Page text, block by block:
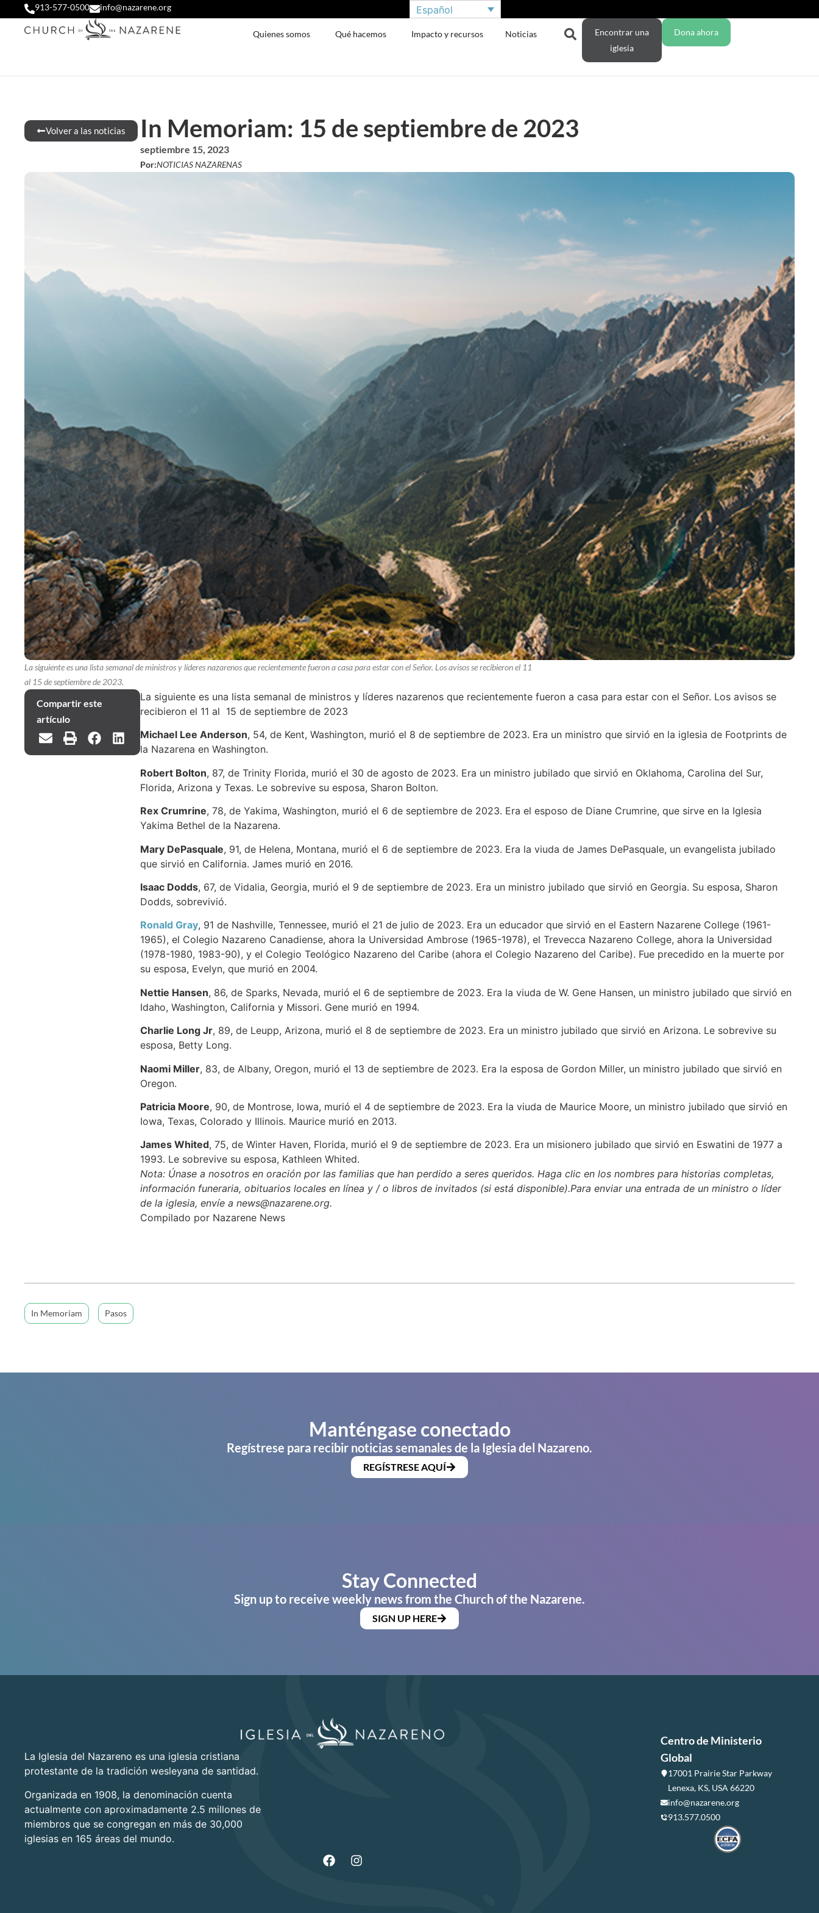
913-577-0500 info@nazarene.org Español
Quienes somos Qué hacemos Impacto y recursos Noticias
Encontrar una
iglesia
Dona ahora
Volver a las noticias In Memoriam: 15 de septiembre de 2023
septiembre 15, 2023
Por:NOTICIAS NAZARENAS
La siguiente es una lista semanal de ministros y líderes nazarenos que recientemente fueron a casa para estar con el Señor. Los avisos se recibieron el 11
al 15 de septiembre de 2023.
Compartir este
artículo
La siguiente es una lista semanal de ministros y líderes nazarenos que recientemente fueron a casa para estar con el Señor. Los avisos se
recibieron el 11 al 15 de septiembre de 2023
Michael Lee Anderson, 54, de Kent, Washington, murió el 8 de septiembre de 2023. Era un ministro que sirvió en la iglesia de Footprints de
la Nazarena en Washington.
Robert Bolton, 87, de Trinity Florida, murió el 30 de agosto de 2023. Era un ministro jubilado que sirvió en Oklahoma, Carolina del Sur,
Florida, Arizona y Texas. Le sobrevive su esposa, Sharon Bolton.
Rex Crumrine, 78, de Yakima, Washington, murió el 6 de septiembre de 2023. Era el esposo de Diane Crumrine, que sirve en la Iglesia
Yakima Bethel de la Nazarena.
Mary DePasquale, 91, de Helena, Montana, murió el 6 de septiembre de 2023. Era la viuda de James DePasquale, un evangelista jubilado
que sirvió en California. James murió en 2016.
Isaac Dodds, 67, de Vidalia, Georgia, murió el 9 de septiembre de 2023. Era un ministro jubilado que sirvió en Georgia. Su esposa, Sharon
Dodds, sobrevivió.
Ronald Gray, 91 de Nashville, Tennessee, murió el 21 de julio de 2023. Era un educador que sirvió en el Eastern Nazarene College (1961-
1965), el Colegio Nazareno Canadiense, ahora la Universidad Ambrose (1965-1978), el Trevecca Nazareno College, ahora la Universidad
(1978-1980, 1983-90), y el Colegio Teológico Nazareno del Caribe (ahora el Colegio Nazareno del Caribe). Fue precedido en la muerte por
su esposa, Evelyn, que murió en 2004.
Nettie Hansen, 86, de Sparks, Nevada, murió el 6 de septiembre de 2023. Era la viuda de W. Gene Hansen, un ministro jubilado que sirvió en
Idaho, Washington, California y Missori. Gene murió en 1994.
Charlie Long Jr, 89, de Leupp, Arizona, murió el 8 de septiembre de 2023. Era un ministro jubilado que sirvió en Arizona. Le sobrevive su
esposa, Betty Long.
Naomi Miller, 83, de Albany, Oregon, murió el 13 de septiembre de 2023. Era la esposa de Gordon Miller, un ministro jubilado que sirvió en
Oregon.
Patricia Moore, 90, de Montrose, Iowa, murió el 4 de septiembre de 2023. Era la viuda de Maurice Moore, un ministro jubilado que sirvió en
Iowa, Texas, Colorado y Illinois. Maurice murió en 2013.
James Whited, 75, de Winter Haven, Florida, murió el 9 de septiembre de 2023. Era un misionero jubilado que sirvió en Eswatini de 1977 a
1993. Le sobrevive su esposa, Kathleen Whited.
Nota: Únase a nosotros en oración por las familias que han perdido a seres queridos. Haga clic en los nombres para historias completas,
información funeraria, obituarios locales en línea y / o libros de invitados (si está disponible).Para enviar una entrada de un ministro o líder
de la iglesia, envíe a news@nazarene.org.
Compilado por Nazarene News
In Memoriam Pasos
Manténgase conectado
Regístrese para recibir noticias semanales de la Iglesia del Nazareno.
REGÍSTRESE AQUÍ
Stay Connected
Sign up to receive weekly news from the Church of the Nazarene.
SIGN UP HERE
La Iglesia del Nazareno es una iglesia cristiana
protestante de la tradición wesleyana de santidad.
Organizada en 1908, la denominación cuenta
actualmente con aproximadamente 2.5 millones de
miembros que se congregan en más de 30,000
iglesias en 165 áreas del mundo.
Centro de Ministerio
Global
17001 Prairie Star Parkway
Lenexa, KS, USA 66220
info@nazarene.org
913.577.0500